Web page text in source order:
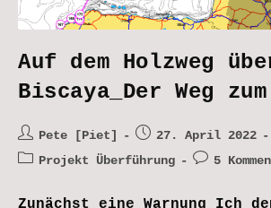
Auf dem Holzweg
Biscaya_Der Weg
Beitrags-
Autor:
Pete [Piet]
Beitrag
veröffentlicht:
27. April 2022
Beitrags-
Projekt Überführung
Beitrags-
5
Zunächst eine Warnung Ich